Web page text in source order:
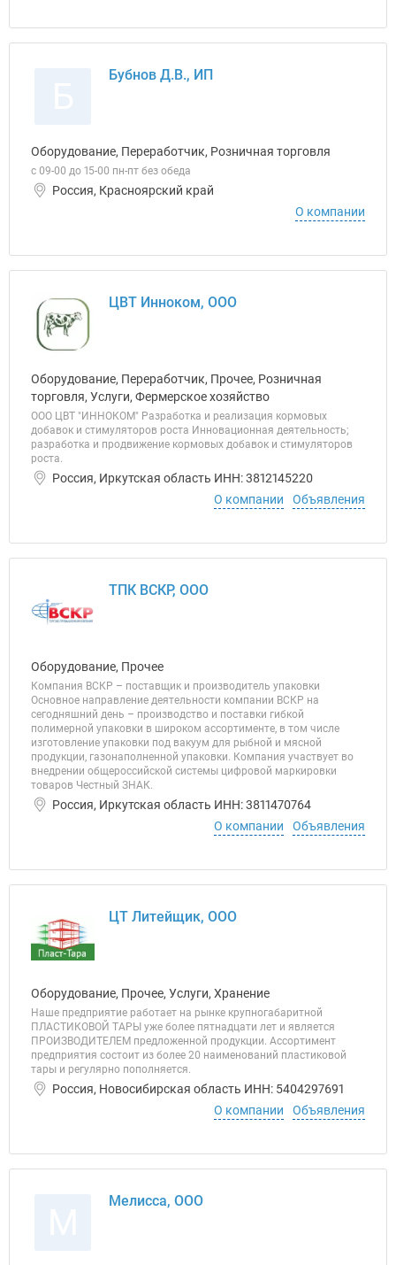
Бубнов Д.В., ИП
Оборудование, Переработчик, Розничная торговля
с 09-00 до 15-00 пн-пт без обеда
Россия, Красноярский край
О компании
ЦВТ Инноком, ООО
Оборудование, Переработчик, Прочее, Розничная
торговля, Услуги, Фермерское хозяйство
ООО ЦВТ "ИННОКОМ" Разработка и реализация кормовых
добавок и стимуляторов роста Инновационная деятельность;
разработка и продвижение кормовых добавок и стимуляторов
роста.
Россия, Иркутская область ИНН: 3812145220
О компании
Объявления
ТПК ВСКР, ООО
Оборудование, Прочее
Компания ВСКР – поставщик и производитель упаковки
Основное направление деятельности компании ВСКР на
сегодняшний день – производство и поставки гибкой
полимерной упаковки в широком ассортименте, в том числе
изготовление упаковки под вакуум для рыбной и мясной
продукции, газонаполненной упаковки. Компания участвует во
внедрении общероссийской системы цифровой маркировки
товаров Честный ЗНАК.
Россия, Иркутская область ИНН: 3811470764
О компании
Объявления
ЦТ Литейщик, ООО
Оборудование, Прочее, Услуги, Хранение
Наше предприятие работает на рынке крупногабаритной
ПЛАСТИКОВОЙ ТАРЫ уже более пятнадцати лет и является
ПРОИЗВОДИТЕЛЕМ предложенной продукции. Ассортимент
предприятия состоит из более 20 наименований пластиковой
тары и регулярно пополняется.
Россия, Новосибирская область ИНН: 5404297691
О компании
Объявления
Мелисса, ООО